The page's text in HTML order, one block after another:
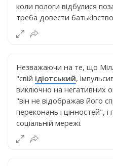
коли пологи відбулися
треба довести
Незважаючи на те, що
"свій ідіотський,
виключно на негативних
"він не відображав його
переконань і цінностей",
соціальній мережі.